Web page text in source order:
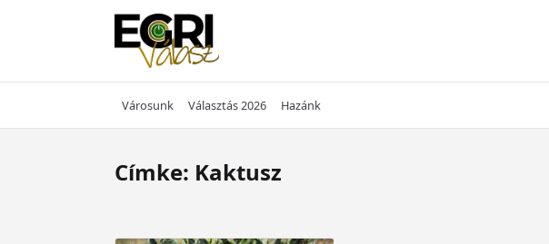
Városunk Választás 2026 Hazánk
Címke: Kaktusz